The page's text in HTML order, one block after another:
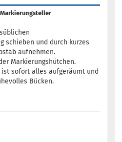
schieben und durch kurzes
aufnehmen.
Markierungshütchen.
ist sofort alles aufgeräumt und
Bücken.